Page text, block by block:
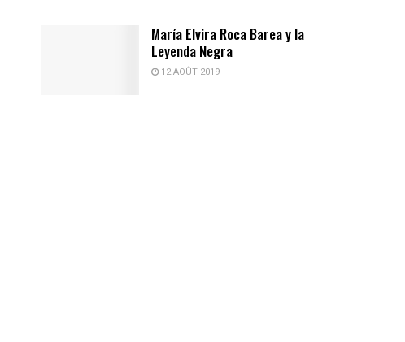
María Elvira Roca Barea y la
Leyenda Negra
12 AOÛT 2019